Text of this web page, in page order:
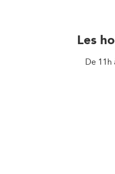
Les
De 11h